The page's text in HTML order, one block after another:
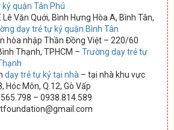
quận Tân Phú
Lê Văn Quới, Bình Hưng Hòa A, Bình Tân,
dạy trẻ tự kỷ quận Bình Tân
hòa nhập Thần Đồng Việt – 220/60
Thạnh, TPHCM – Trường dạy trẻ tự
dạy trẻ tự kỷ tại nhà – tại nhà khu vực
Hóc Môn, Q.12, Gò Vấp
– 0938.814.589